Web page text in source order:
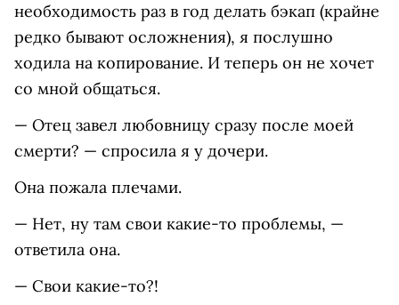
необходимость раз в год делать бэкап (крайне
редко бывают осложнения), я послушно
ходила на копирование. И теперь он не хочет
со мной общаться.
— Отец завел любовницу сразу после моей
смерти? — спросила я у дочери.
Она пожала плечами.
— Нет, ну там свои какие-то проблемы, —
ответила она.
— Свои какие-то?!